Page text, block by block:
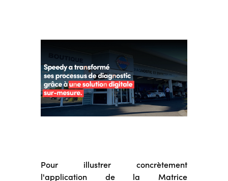
Pour illustrer concrètement
l'application de la Matrice